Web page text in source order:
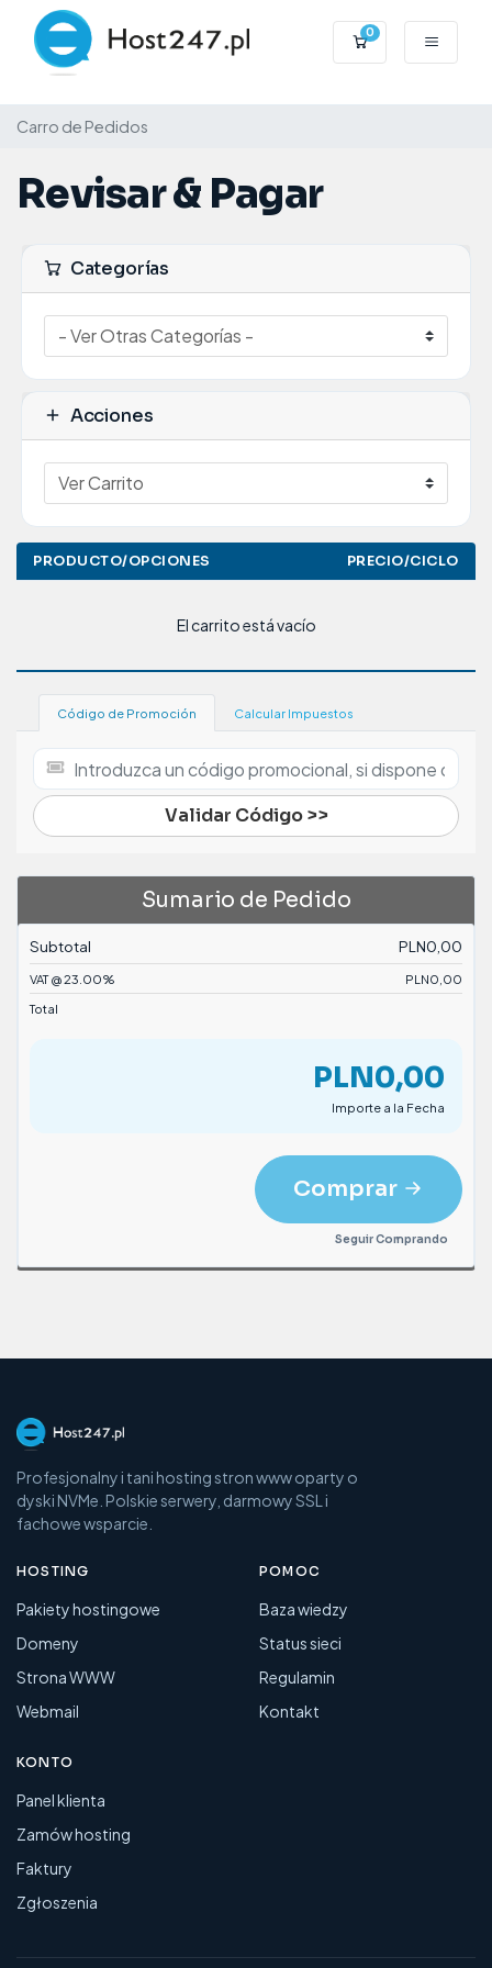
0Carro de
Carro de Pedidos
Revisar & Pagar
Categorías
Acciones
PRODUCTO/OPCIONES PRECIO/CICLO
El carrito está vacío
Código de Promoción Calcular Impuestos
Validar Código >>
Sumario de Pedido
Subtotal PLN0,00
VAT @ 23.00%
PLN0,00
Total
PLN0,00
Importe a la Fecha
Comprar
Seguir Comprando
Profesjonalny i tani hosting stron www oparty o
dyski NVMe. Polskie serwery, darmowy SSL i
fachowe wsparcie.
HOSTING
Pakiety hostingowe
Domeny
Strona WWW
Webmail
POMOC
Baza wiedzy
Status sieci
Regulamin
Kontakt
KONTO
Panel klienta
Zamów hosting
Faktury
Zgłoszenia